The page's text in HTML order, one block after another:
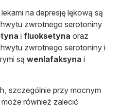
na depresję lękową są
zwrotnego serotoniny
i fluoksetyna oraz
zwrotnego serotoniny i
są wenlafaksyna i
szczególnie przy mocnym
również zalecić